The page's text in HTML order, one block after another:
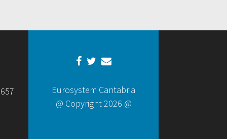
Eurosystem Cantabria
@ Copyright 2026 @